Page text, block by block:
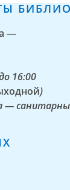
—
16:00
)
—